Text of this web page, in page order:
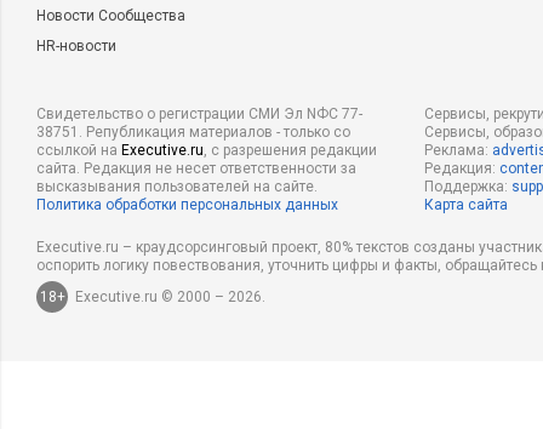
Новости Сообщества
HR-новости
Свидетельство о регистрации СМИ Эл NФС 77-
38751. Републикация материалов - только со
ссылкой на Executive.ru, с разрешения редакции
сайта. Редакция не несет ответственности за
высказывания пользователей на сайте.
Политика обработки персональных данных
Сервисы,
Сервисы,
Реклама:
Редакция:
Поддержка:
Карта сайта
Executive.ru – краудсорсинговый проект, 80% текстов созданы
оспорить логику повествования, уточнить цифры и факты,
18+
Executive.ru © 2000 – 2026.